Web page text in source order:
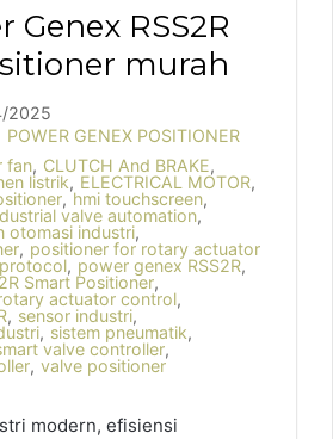
Genex RSS2R
murah
2025
POWER GENEX POSITIONER
fan, CLUTCH And BRAKE,
listrik, ELECTRICAL MOTOR,
, hmi touchscreen,
valve automation,
otomasi industri,
, positioner for rotary actuator
, power genex RSS2R,
Smart Positioner,
actuator control,
, sensor industri,
, sistem pneumatik,
valve controller,
, valve positioner
modern, efisiensi